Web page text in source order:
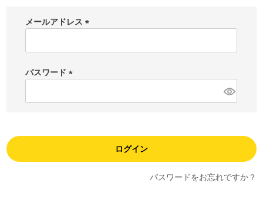
メールアドレス
パスワード
ログイン
パスワードをお忘れですか？